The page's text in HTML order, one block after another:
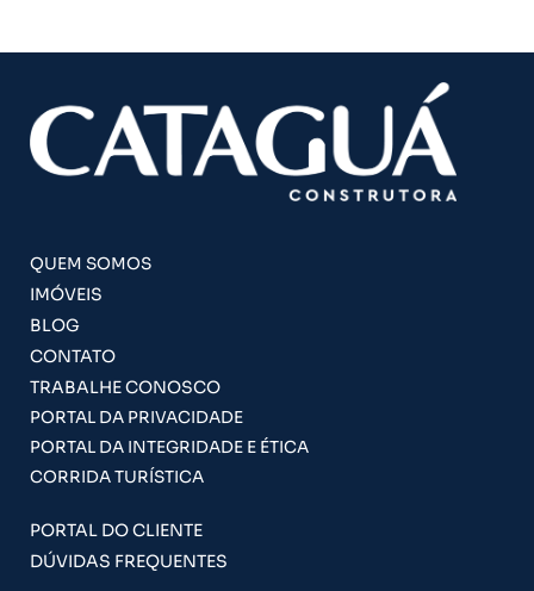
QUEM SOMOS
IMÓVEIS
BLOG
CONTATO
TRABALHE CONOSCO
PORTAL DA PRIVACIDADE
PORTAL DA INTEGRIDADE E ÉTICA
CORRIDA TURÍSTICA
PORTAL DO CLIENTE
DÚVIDAS FREQUENTES